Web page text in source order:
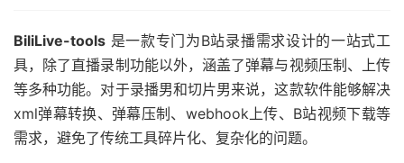
BiliLive-tools 是一款专门为B站录播需求设计的一站式工
具，除了直播录制功能以外，涵盖了弹幕与视频压制、上传
等多种功能。对于录播男和切片男来说，这款软件能够解决
xml弹幕转换、弹幕压制、webhook上传、B站视频下载等
需求，避免了传统工具碎片化、复杂化的问题。